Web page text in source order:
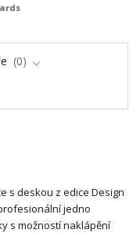
0
s deskou z edice Design
jedno
s možností naklápění